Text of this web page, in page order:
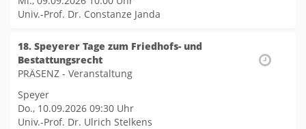
Univ.-Prof. Dr. Constanze Janda
18. Speyerer Tage zum Friedhofs- und
Bestattungsrecht
PRÄSENZ - Veranstaltung
Speyer
Do., 10.09.2026 09:30 Uhr
Univ.-Prof. Dr. Ulrich Stelkens